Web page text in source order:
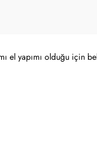
el yapımı olduğu için